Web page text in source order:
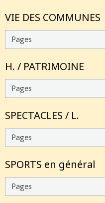
VIE DES COMMUNES
H. / PATRIMOINE
SPECTACLES / L.
SPORTS en général